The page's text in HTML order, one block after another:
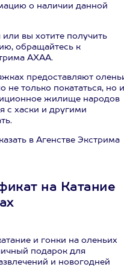
о наличии данной
вы хотите получить
обращайтесь к
АХАА.
предоставляют
только покататься, но и
жилище народов
с хаски и другими
в Агенстве Экстрима
на Катание
и гонки на оленьих
подарок для
и новогодней